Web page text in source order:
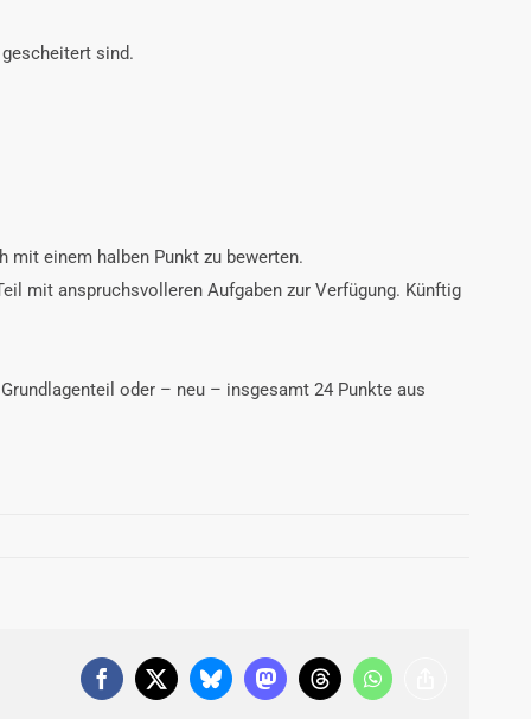
sind.
mit einem halben Punkt zu bewerten.
mit anspruchsvolleren Aufgaben zur Verfügung. Künftig
oder – neu – insgesamt 24 Punkte aus
Facebook
X BlueskyMastodonThreadsWhatsApp